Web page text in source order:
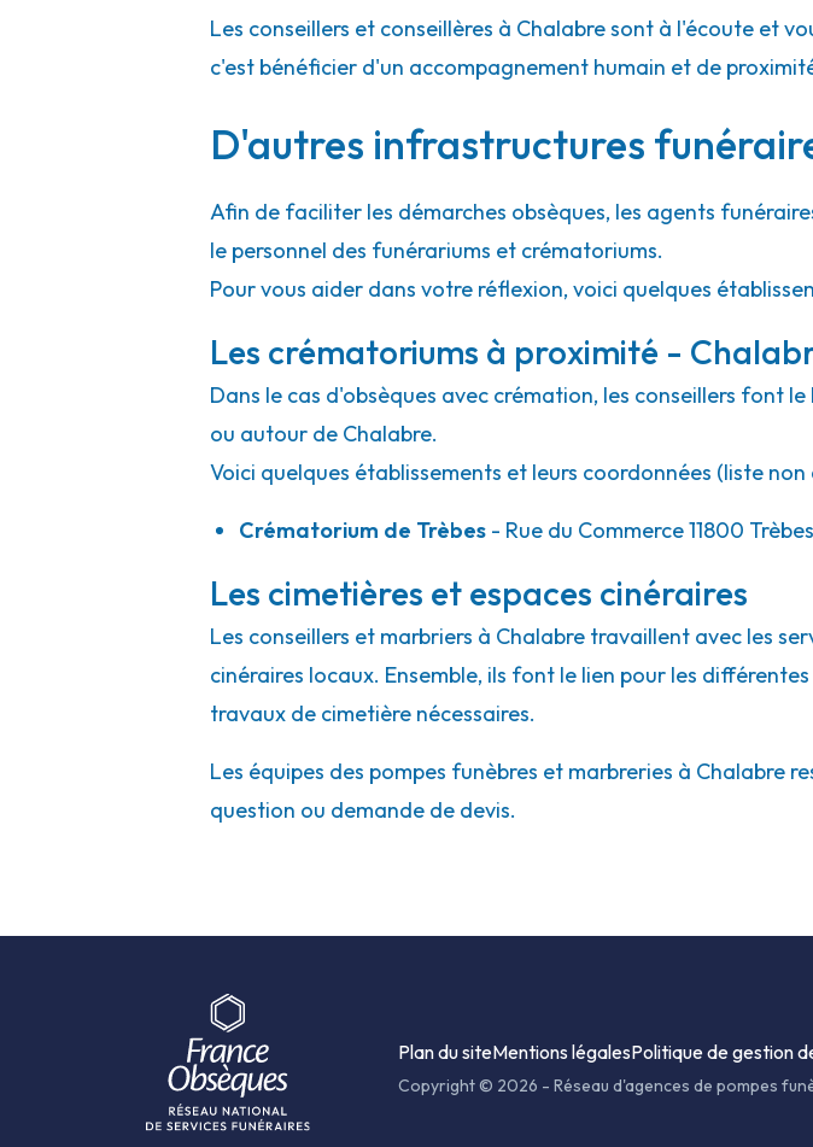
Les conseillers et conseillères à Chalabre sont à l'écoute et
c'est bénéficier d'un accompagnement humain et de
D'autres infrastructures
Afin de faciliter les démarches obsèques, les agents
le personnel des funérariums et crématoriums.
Pour vous aider dans votre réflexion, voici quelques
Les crématoriums à proximité -
Dans le cas d'obsèques avec crémation, les conseillers font
ou autour de Chalabre.
Voici quelques établissements et leurs coordonnées (liste non
Crématorium de Trèbes - Rue du Commerce 11800 Trèbes
Les cimetières et espaces cinéraires
Les conseillers et marbriers à Chalabre travaillent avec les
cinéraires locaux. Ensemble, ils font le lien pour les
travaux de cimetière nécessaires.
Les équipes des pompes funèbres et marbreries à Chalabre
question ou demande de devis.
Plan du siteMentions légalesPolitique de gestion
Copyright © 2026 - Réseau d'agences de pompes